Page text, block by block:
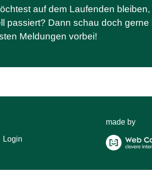
auf dem Laufenden
passiert? Dann schau doch gerne
Meldungen vorbei!
Login
made by